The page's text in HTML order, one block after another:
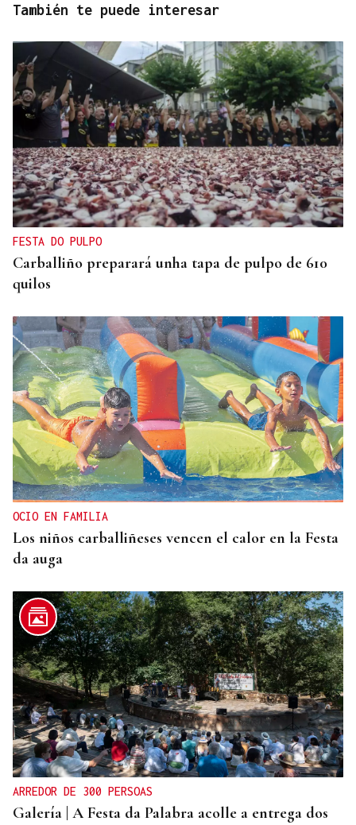
También te puede interesar
FESTA DO PULPO
Carballiño preparará unha tapa de pulpo de 610
quilos
OCIO EN FAMILIA
Los niños carballiñeses vencen el calor en la Festa
da auga
ARREDOR DE 300 PERSOAS
Galería | A Festa da Palabra acolle a entrega dos